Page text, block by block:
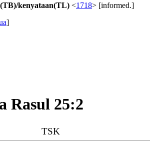
kenyataan(TL) <1718> [informed.]
]
Rasul 25:2
TSK